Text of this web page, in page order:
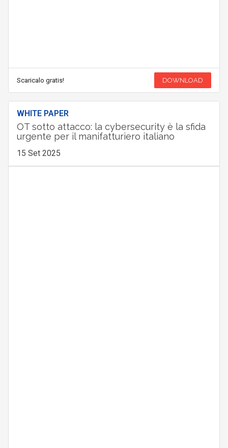
Scaricalo gratis! DOWNLOAD
WHITE PAPER
OT sotto attacco: la cybersecurity è la sfida
urgente per il manifatturiero italiano
15 Set 2025